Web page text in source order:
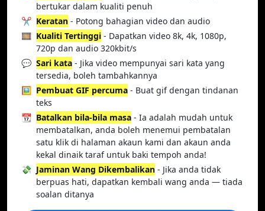
bertukar dalam kualiti penuh
✂️ Keratan - Potong bahagian video dan audio
🎞️ Kualiti Tertinggi - Dapatkan video 8k, 4k, 1080p,
720p dan audio 320kbit/s
💬 Sari kata - Jika video mempunyai sari kata yang
tersedia, boleh tambahkannya
🖼️ Pembuat GIF percuma - Buat gif dengan tindanan
teks
📆 Batalkan bila-bila masa - Ia adalah mudah untuk
membatalkan, anda boleh menemui pembatalan
satu klik di halaman akaun kami dan akaun anda
kekal dinaik taraf untuk baki tempoh anda!
💸 Jaminan Wang Dikembalikan - Jika anda tidak
berpuas hati, dapatkan kembali wang anda — tiada
soalan ditanya